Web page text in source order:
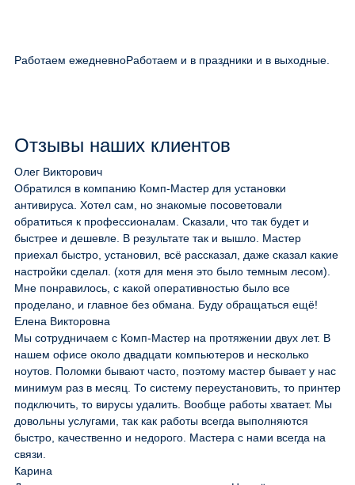
Работаем ежедневноРаботаем и в праздники и в выходные.
Отзывы наших клиентов
Олег Викторович
Обратился в компанию Комп-Мастер для установки
антивируса. Хотел сам, но знакомые посоветовали
обратиться к профессионалам. Сказали, что так будет и
быстрее и дешевле. В результате так и вышло. Мастер
приехал быстро, установил, всё рассказал, даже сказал какие
настройки сделал. (хотя для меня это было темным лесом).
Мне понравилось, с какой оперативностью было все
проделано, и главное без обмана. Буду обращаться ещё!
Елена Викторовна
Мы сотрудничаем с Комп-Мастер на протяжении двух лет. В
нашем офисе около двадцати компьютеров и несколько
ноутов. Поломки бывают часто, поэтому мастер бывает у нас
минимум раз в месяц. То систему переустановить, то принтер
подключить, то вирусы удалить. Вообще работы хватает. Мы
довольны услугами, так как работы всегда выполняются
быстро, качественно и недорого. Мастера с нами всегда на
связи.
Карина